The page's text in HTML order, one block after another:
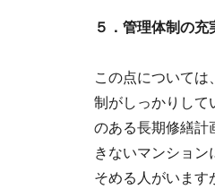
５．管理体制の
この点について
制がしっかりして
のある長期修繕
きないマンショ
そめる人がいます